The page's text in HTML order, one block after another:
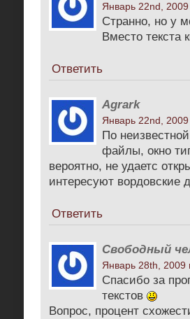
Январь 22nd,
Странно, но у
Вместо текста
Ответить
Agrark
Январь 22nd,
По
файлы, окно
вероятно, не удаетс
интересуют вордовские
Ответить
Свободный
Январь 28th, 2009
Спасибо за
текстов
Вопрос, процент